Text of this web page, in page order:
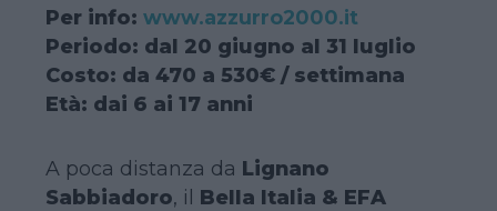
Per info: www.azzurro2000.it
Periodo: dal 20 giugno al 31 luglio
Costo: da 470 a 530€ / settimana
Età: dai 6 ai 17 anni
A poca distanza da Lignano
Sabbiadoro, il Bella Italia & EFA